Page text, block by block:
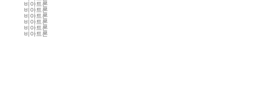
비아트론
비아트론
비아트론
비아트론
비아트론
비아트론